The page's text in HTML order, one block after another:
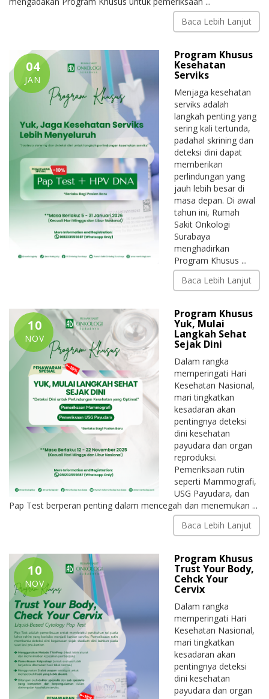
Baca Lebih Lanjut
04
JAN
Program Khusus
Kesehatan
Serviks
Menjaga kesehatan
serviks adalah
langkah penting yang
sering kali tertunda,
padahal skrining dan
deteksi dini dapat
memberikan
perlindungan yang
jauh lebih besar di
masa depan. Di awal
tahun ini, Rumah
Sakit Onkologi
Surabaya
menghadirkan
Program Khusus ...
Baca Lebih Lanjut
10
NOV
Program Khusus
Yuk, Mulai
Langkah Sehat
Sejak Dini
Dalam rangka
memperingati Hari
Kesehatan Nasional,
mari tingkatkan
kesadaran akan
pentingnya deteksi
dini kesehatan
payudara dan organ
reproduksi.
Pemeriksaan rutin
seperti Mammografi,
USG Payudara, dan
Pap Test berperan penting dalam mencegah dan menemukan ...
Baca Lebih Lanjut
10
NOV
Program Khusus
Trust Your Body,
Cehck Your
Cervix
Dalam rangka
memperingati Hari
Kesehatan Nasional,
mari tingkatkan
kesadaran akan
pentingnya deteksi
dini kesehatan
payudara dan organ